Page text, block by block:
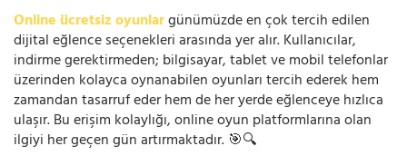
Online ücretsiz oyunlargünümüzde en çok tercih edilen
dijital eğlence seçenekleri arasında yer alır. Kullanıcılar,
indirme gerektirmeden; bilgisayar, tablet ve mobil telefonlar
üzerinden kolayca oynanabilen oyunları tercih ederek hem
zamandan tasarruf eder hem de her yerde eğlenceye hızlıca
ulaşır. Bu erişim kolaylığı, online oyun platformlarına olan
ilgiyi her geçen gün artırmaktadır. 🎯🔍